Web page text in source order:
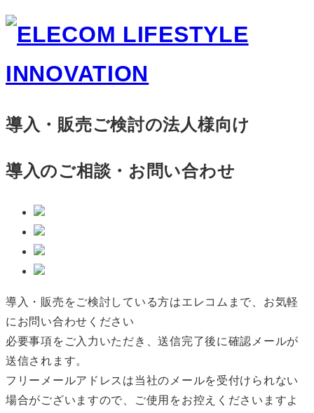
導入・販売ご検討の法人様向け
導入のご相談・お問い合わせ
導入・販売をご検討している方はエレコムまで、お気軽
にお問い合わせください
必要事項をご入力いただき、送信完了後に確認メールが
送信されます。
フリーメールアドレスは当社のメールを受付けられない
場合がございますので、ご使用をお控えくださいますよ